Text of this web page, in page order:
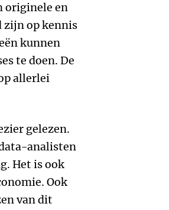
originele en
zijn op kennis
kunnen
te doen. De
allerlei
gelezen.
analisten
Het is ook
Ook
van dit